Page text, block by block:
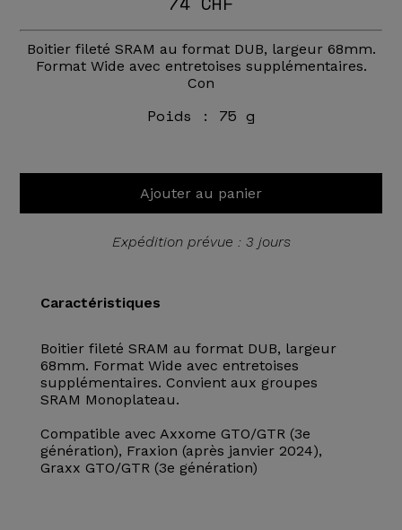
Boitier fileté SRAM au format DUB, largeur 68mm.
Format Wide avec entretoises supplémentaires.
Con
Poids : 75 g
Ajouter au panier
Expédition prévue : 3 jours
Caractéristiques
Boitier fileté SRAM au format DUB, largeur
68mm. Format Wide avec entretoises
supplémentaires. Convient aux groupes
SRAM Monoplateau.
Compatible avec Axxome GTO/GTR (3e
génération), Fraxion (après janvier 2024),
Graxx GTO/GTR (3e génération)